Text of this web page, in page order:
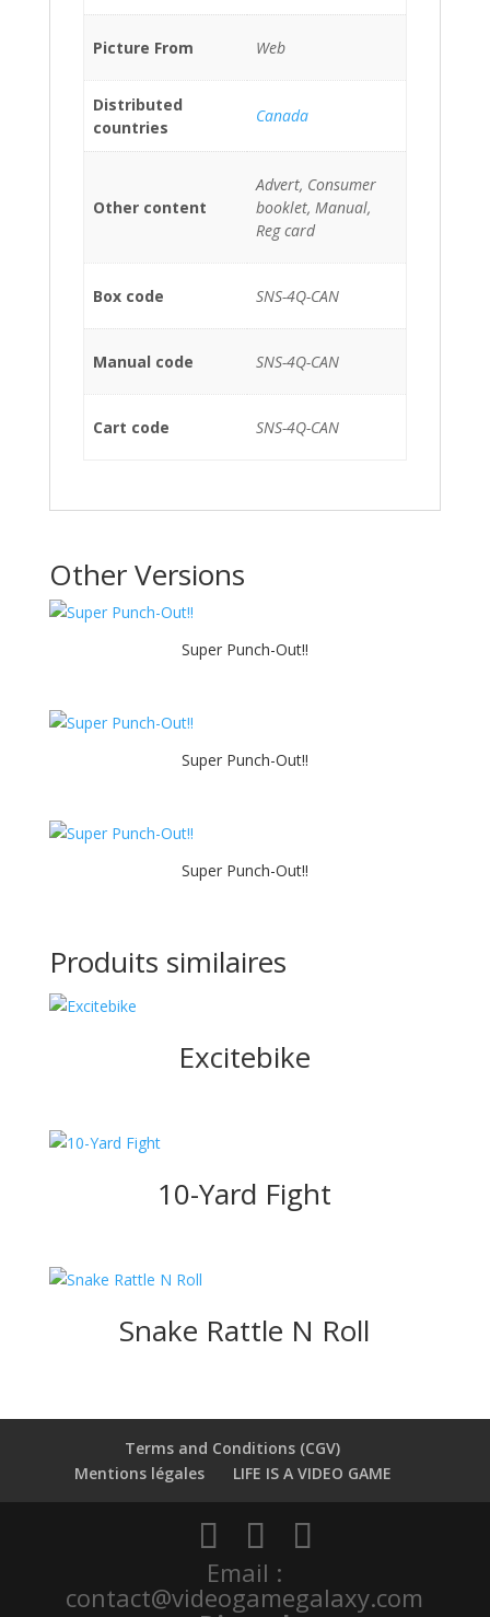
Picture From Web
Distributed
countries
Canada
Other content
Advert, Consumer
booklet, Manual,
Reg card
Box code SNS-4Q-CAN
Manual code SNS-4Q-CAN
Cart code SNS-4Q-CAN
Other Versions
Super Punch-Out!!
Super Punch-Out!!
Super Punch-Out!!
Produits similaires
Excitebike
10-Yard Fight
Snake Rattle N Roll
Terms and Conditions (CGV)
Mentions légales
LIFE IS A VIDEO GAME
Email :
contact@videogamegalaxy.com